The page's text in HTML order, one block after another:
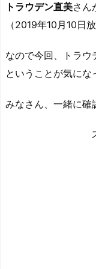
トラウデン直美さん
（2019年10月10日放
なので今回、トラウ
ということが気にな
みなさん、一緒に確